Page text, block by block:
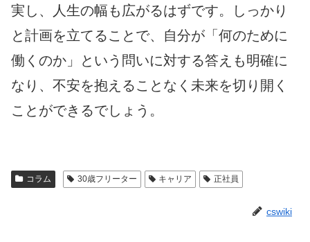
実し、人生の幅も広がるはずです。しっかり
と計画を立てることで、自分が「何のために
働くのか」という問いに対する答えも明確に
なり、不安を抱えることなく未来を切り開く
ことができるでしょう。
コラム 30歳フリーター キャリア 正社員
cswiki